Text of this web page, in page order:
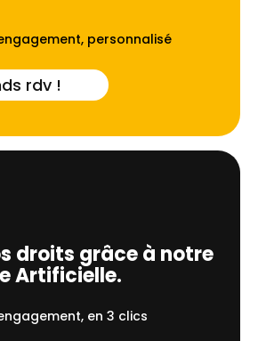
personnalisé
rdv !
droits grâce à notre
Artificielle.
en 3 clics